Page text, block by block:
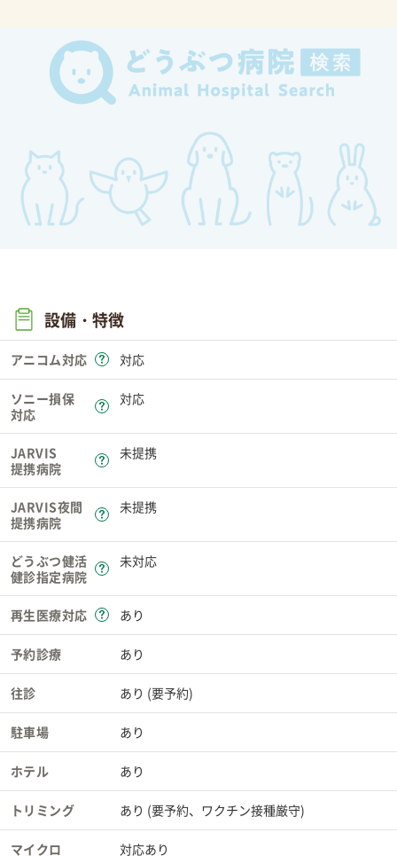
設備・特徴
アニコム対応 対応
ソニー損保
対応
対応
JARVIS
提携病院
未提携
JARVIS夜間
提携病院
未提携
どうぶつ健活
健診指定病院
未対応
再生医療対応 あり
予約診療 あり
往診 あり (要予約)
駐車場 あり
ホテル あり
トリミング あり (要予約、ワクチン接種厳守)
マイクロ
対応あり